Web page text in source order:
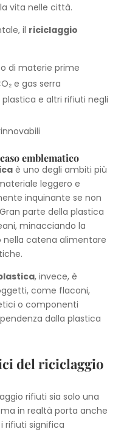
vita nelle città.
il riciclaggio
di materie prime
e gas serra
plastica e altri rifiuti negli
emblematico
è uno degli ambiti più
leggero e
inquinante se non
parte della plastica
minacciando la
catena alimentare
, invece, è
come flaconi,
o componenti
dalla plastica
del riciclaggio
rifiuti sia solo una
in realtà porta anche
rifiuti significa